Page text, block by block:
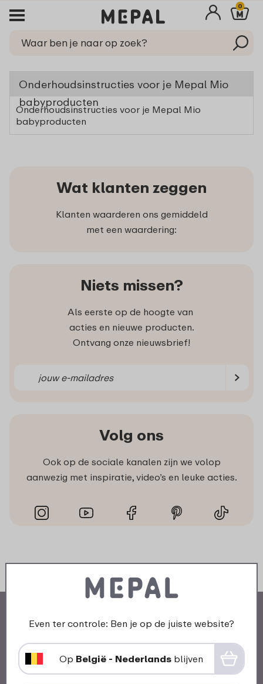
0
Onderhoudsinstructies voor je Mepal Mio
babyproducten
Onderhoudsinstructies voor je Mepal Mio
babyproducten
Wat klanten zeggen
Klanten waarderen ons gemiddeld
met een waardering:
Niets missen?
Als eerste op de hoogte van
acties en nieuwe producten.
Ontvang onze nieuwsbrief!
Volg ons
Ook op de sociale kanalen zijn we volop
aanwezig met inspiratie, video’s en leuke acties.
Ons verhaal
Even ter controle: Ben je op de juiste website?
Op België - Nederlands blijven